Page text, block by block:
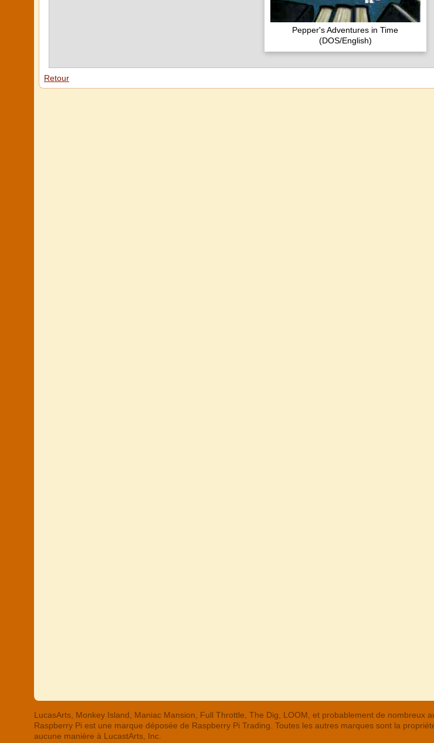
Pepper's Adventures in Time
(DOS/English)
Retour
LucasArts, Monkey Island, Maniac Mansion, Full Throttle, The Dig, LOOM, et probablement de nombreux
Raspberry Pi est une marque déposée de Raspberry Pi Trading. Toutes les autres marques sont la
aucune manière à LucastArts, Inc.